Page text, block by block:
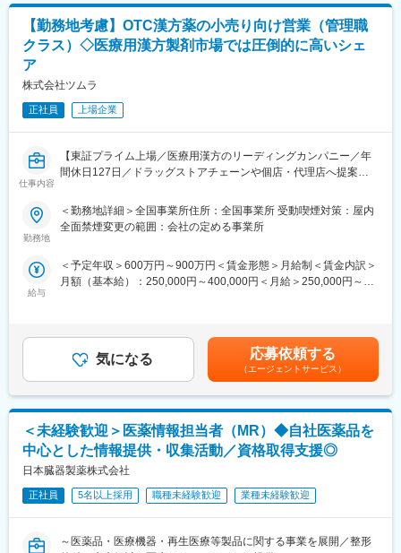
勤務住所：宮城県仙台市宮城野区榴岡 3-4-1アゼリアヒルズ13F
事業内容：医療用医薬品分野（医薬品部門）
変更の範囲：会社の定める業務
（3）レアディジーズMR：希少疾患の疾患啓発から治療導入に繋
げる活動
・MRとして専門性を高めていく方やマネジメントにキャリアアッ
内の他部署で活躍される方や経営企画部や人事部など営業本部以
ます。
・歴史ある会社ながら、組織はフラットで風通しが良く、チャレ
ンジを推奨する気風があります。2024年の事業構造改革後、現在
発型ファーマとしての価値創造を力強く推進すべく、2026年4月
には新人事制度もスタートしています。
・1人1人の社員が自らの役割責任を果たすだけでなく、今までの
・また、積極的にダイバーシティ＆インクルージョンの取組を実
施しており、年齢や性別等の属性にとらわれることなく、能力を
発揮したいと望み努力されるすべての人に活躍の機会を提供する
【勤務地考慮】OTC漢方薬の小売り向け営業（管理職
クラス）◇医療用漢方製剤市場では圧倒的に高いシェ
ア
株式会社ツムラ
正社員 上場企業
仕事内容
【東証プライム上場／医療用漢方のリーディングカンパニー／年
間休日127日／ドラッグストアチェーンや個店・代理店へ提案】
■仕事内容
一般用医薬品（OTC漢方薬）を中心に、担当エリアのドラッグス
具体的には、定期訪問による関係構築、販売促進企画（陳列方
法、キャンペーン、説明会など）の提案・実施、市場動向の分
■キャリアプラン
人財育成として、漢方知識習得のための研修や、登録販売者資格
の取得支援、マーケティング研修、1on1などを行っています。継
続学習と幅広い経験と成果を重ねていくことで、個人のスキルや
志向に応じ、営業課長・所長や戦略的方針を策定・実行する本社
営業推進、管理部門等でチームとしての成果の最大化を目指しま
す。
ヘルスケアの営業職の将来像としては、コンサルティング型の営
業活動が求められ、お得意先さまの課題やニーズに合わせたソリ
を指導・育成する役割を経験できる他、営業戦略の立案や新商品
勤務地
＜勤務地詳細＞全国事業所住所：全国事業所 受動喫煙対策：屋内
全面禁煙変更の範囲：会社の定める事業所
給与
＜予定年収＞600万円～900万円＜賃金形態＞月給制＜賃金内訳＞
月額（基本給）：250,000円～400,000円＜月給＞250,000円～
考を通じて上下する可能性があります。月給(月額)は固定手当を含
めた表記です。
気になる 応募依頼する
（エージェントサービス）
＜未経験歓迎＞医薬情報担当者（MR）◆自社医薬品を
中心とした情報提供・収集活動／資格取得支援◎
日本臓器製薬株式会社
正社員 5名以上採用 職種未経験歓迎 業種未経験歓迎
～医薬品・医療機器・再生医療等製品に関する事業を展開／整形